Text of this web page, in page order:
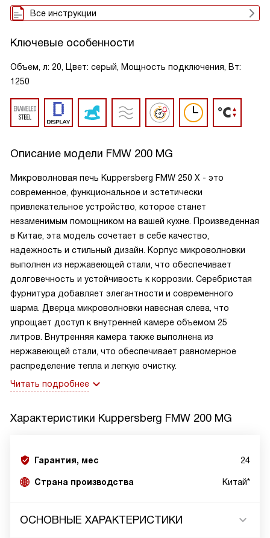
Все инструкции
Ключевые особенности
Объем, л: 20, Цвет: серый, Мощность подключения, Вт:
1250
Описание модели FMW 200 MG
Микроволновая печь Kuppersberg FMW 250 X - это
современное, функциональное и эстетически
привлекательное устройство, которое станет
незаменимым помощником на вашей кухне. Произведенная
в Китае, эта модель сочетает в себе качество,
надежность и стильный дизайн. Корпус микроволновки
выполнен из нержавеющей стали, что обеспечивает
долговечность и устойчивость к коррозии. Серебристая
фурнитура добавляет элегантности и современного
шарма. Дверца микроволновки навесная слева, что
упрощает доступ к внутренней камере объемом 25
литров. Внутренняя камера также выполнена из
нержавеющей стали, что обеспечивает равномерное
распределение тепла и легкую очистку.
Читать подробнее
Характеристики Kuppersberg FMW 200 MG
Гарантия, мес 24
Страна производства Китай*
ОСНОВНЫЕ ХАРАКТЕРИСТИКИ